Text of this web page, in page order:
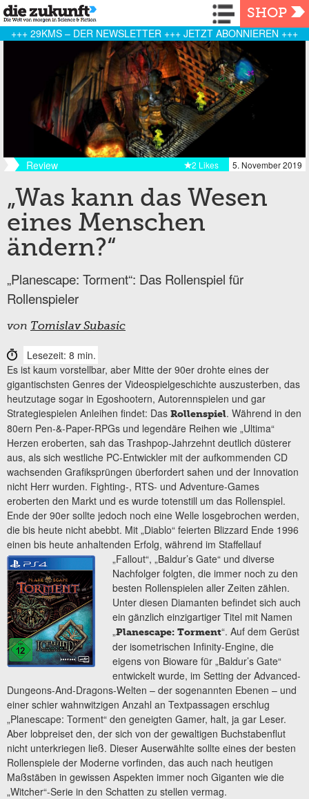
Navigation
SHOP
+++ 29KMS – DER NEWSLETTER +++ JETZT ABONNIEREN +++
Review 5. November 2019
2 Likes
„Was kann das Wesen
eines Menschen
ändern?“
„Planescape: Torment“: Das Rollenspiel für
Rollenspieler
von Tomislav Subasic
Lesezeit: 8 min.
Es ist kaum vorstellbar, aber Mitte der 90er drohte eines der
gigantischsten Genres der Videospielgeschichte auszusterben, das
heutzutage sogar in Egoshootern, Autorennspielen und gar
Strategiespielen Anleihen findet: Das Rollenspiel. Während in den
80ern Pen-&-Paper-RPGs und legendäre Reihen wie „Ultima“
Herzen eroberten, sah das Trashpop-Jahrzehnt deutlich düsterer
aus, als sich westliche PC-Entwickler mit der aufkommenden CD
wachsenden Grafiksprüngen überfordert sahen und der Innovation
nicht Herr wurden. Fighting-, RTS- und Adventure-Games
eroberten den Markt und es wurde totenstill um das Rollenspiel.
Ende der 90er sollte jedoch noch eine Welle losgebrochen werden,
die bis heute nicht abebbt. Mit „Diablo“ feierten Blizzard Ende 1996
einen bis heute anhaltenden Erfolg, während im Staffellauf
„Fallout“, „Baldur’s Gate“ und diverse
Nachfolger folgten, die immer noch zu den
besten Rollenspielen aller Zeiten zählen.
Unter diesen Diamanten befindet sich auch
ein gänzlich einzigartiger Titel mit Namen
„Planescape: Torment“. Auf dem Gerüst
der isometrischen Infinity-Engine, die
eigens von Bioware für „Baldur’s Gate“
entwickelt wurde, im Setting der Advanced-
Dungeons-And-Dragons-Welten – der sogenannten Ebenen – und
einer schier wahnwitzigen Anzahl an Textpassagen erschlug
„Planescape: Torment“ den geneigten Gamer, halt, ja gar Leser.
Aber lobpreiset den, der sich von der gewaltigen Buchstabenflut
nicht unterkriegen ließ. Dieser Auserwählte sollte eines der besten
Rollenspiele der Moderne vorfinden, das auch nach heutigen
Maßstäben in gewissen Aspekten immer noch Giganten wie die
„Witcher“-Serie in den Schatten zu stellen vermag.